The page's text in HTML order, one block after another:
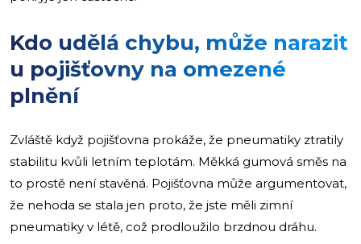
Kdo udělá chybu, může narazit
u pojišťovny na omezené
plnění
Zvláště když pojišťovna prokáže, že pneumatiky ztratily
stabilitu kvůli letním teplotám. Měkká gumová směs na
to prostě není stavěná. Pojišťovna může argumentovat,
že nehoda se stala jen proto, že jste měli zimní
pneumatiky v létě, což prodloužilo brzdnou dráhu.